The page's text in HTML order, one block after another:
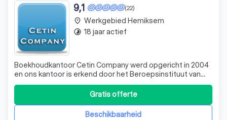
(22)
9,1
Boekhoudkantoor Cetin Company werd opgericht in 2004
en ons kantoor is erkend door het Beroepsinstituut van
Boekhouders en Fiscalisten. Wij focussen ons op
duidelijke en transparante afspraken met onze klanten.
Iedere vraag of probleem verdient een direct antwoord of
oplossing. Ons team staat dan oo
Beschikbaarheid
Gratis offerte
place Werkgebied Hemiksem
timelapse 18 jaar actief